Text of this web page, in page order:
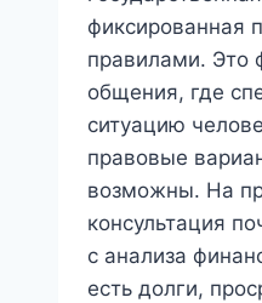
фиксированная
правилами. Это
общения, где
ситуацию
правовые
возможны. На
консультация
с анализа
есть долги,